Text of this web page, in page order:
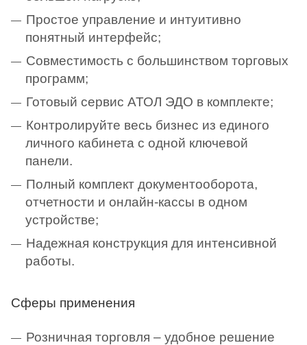
Простое управление и интуитивно
понятный интерфейс;
Совместимость с большинством торговых
программ;
Готовый сервис АТОЛ ЭДО в комплекте;
Контролируйте весь бизнес из единого
личного кабинета с одной ключевой
панели.
Полный комплект документооборота,
отчетности и онлайн-кассы в одном
устройстве;
Надежная конструкция для интенсивной
работы.
Сферы применения
Розничная торговля – удобное решение